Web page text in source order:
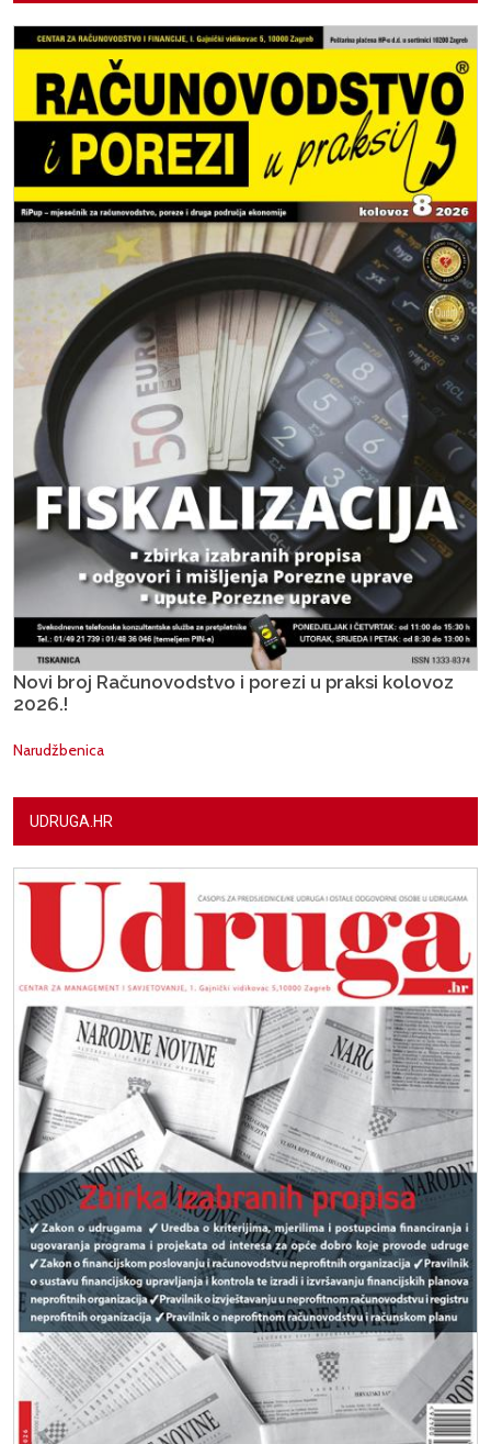
Novi broj Računovodstvo i porezi u praksi kolovoz
2026.!
Narudžbenica
UDRUGA.HR